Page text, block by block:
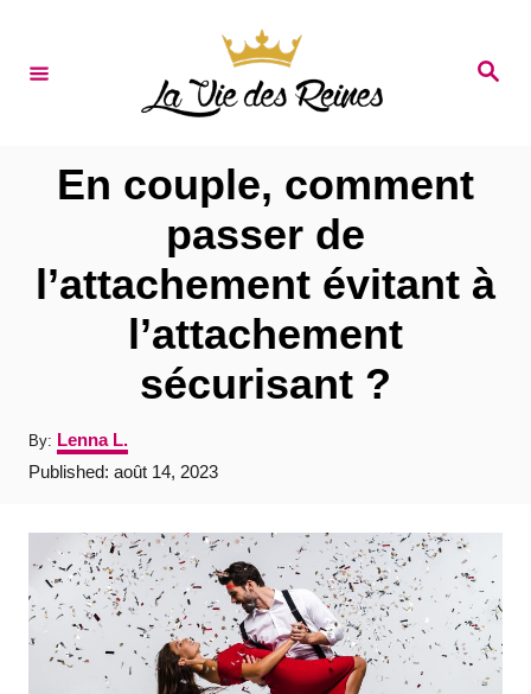
S
En couple, comment
passer de
l’attachement évitant à
l’attachement
sécurisant ?
By: A
u
t
o
r
Lenna L.
P
e
o
n
Published: août 14, 2023